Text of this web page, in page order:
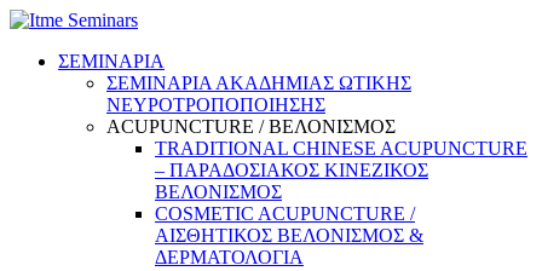
ΣΕΜΙΝΑΡΙΑ
ΣΕΜΙΝΑΡΙΑ ΑΚΑΔΗΜΙΑΣ ΩΤΙΚΗΣ
ΝΕΥΡΟΤΡΟΠΟΠΟΙΗΣΗΣ
ACUPUNCTURE / ΒΕΛΟΝΙΣΜΟΣ
TRADITIONAL CHINESE ACUPUNCTURE
– ΠΑΡΑΔΟΣΙΑΚΟΣ ΚΙΝΕΖΙΚΟΣ
ΒΕΛΟΝΙΣΜΟΣ
COSMETIC ACUPUNCTURE /
ΑΙΣΘΗΤΙΚΟΣ ΒΕΛΟΝΙΣΜΟΣ &
ΔΕΡΜΑΤΟΛΟΓΙΑ